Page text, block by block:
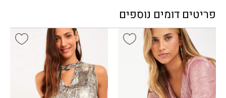
פריטים דומים נוספים